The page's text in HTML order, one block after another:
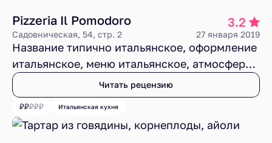
Pizzeria Il Pomodoro 3.2
Садовническая, 54, стр. 2 27 января 2019
Название типично итальянское, оформление
итальянское, меню итальянское, атмосфера
во многом тоже итальянская, а еда
московская, да еще с огрехами.
Читать рецензию
Итальянская кухня